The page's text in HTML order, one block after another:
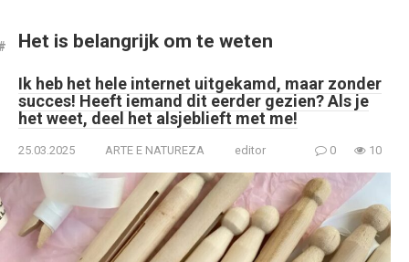
Het is belangrijk om te weten
Ik heb het hele internet uitgekamd, maar zonder
succes! Heeft iemand dit eerder gezien? Als je
het weet, deel het alsjeblieft met me!
25.03.2025 ARTE E NATUREZA editor 0 10